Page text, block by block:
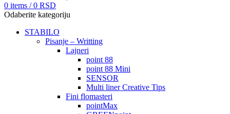
0 items / 0 RSD
Odaberite kategoriju
STABILO
Pisanje – Writting
Lajneri
point 88
point 88 Mini
SENSOR
Multi liner Creative Tips
Fini flomasteri
pointMax